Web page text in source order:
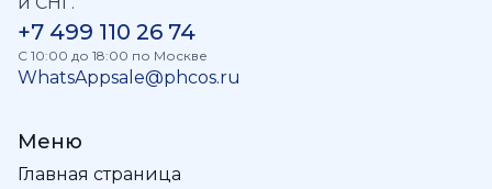
+7 499 110 26 74
C 10:00 до 18:00 по Москве
WhatsAppsale@phcos.ru
Меню
Главная страница